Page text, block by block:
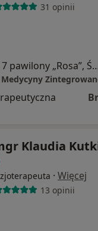
31 opinii
Radom ul. Witolda 7
Klaudia
· Więcej
13 opinii